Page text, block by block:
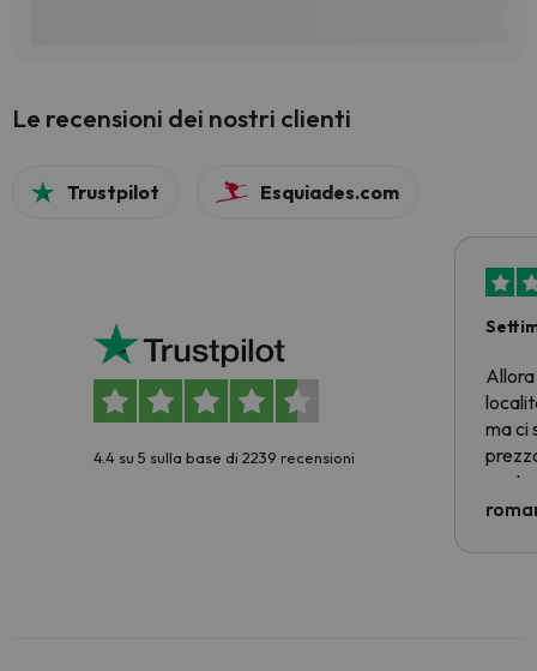
Le recensioni dei nostri clienti
Trustpilot Esquiades.com
4.4 su 5 sulla base di 2239 recensioni
Allora
ma ci